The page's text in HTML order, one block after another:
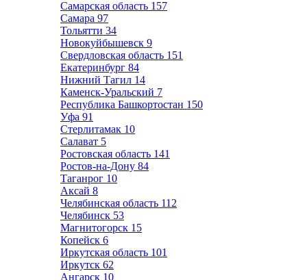
Самарская область 157
Самара 97
Тольятти 34
Новокуйбышевск 9
Свердловская область 151
Екатеринбург 84
Нижний Тагил 14
Каменск-Уральский 7
Республика Башкортостан 150
Уфа 91
Стерлитамак 10
Салават 5
Ростовская область 141
Ростов-на-Дону 84
Таганрог 10
Аксай 8
Челябинская область 112
Челябинск 53
Магнитогорск 15
Копейск 6
Иркутская область 101
Иркутск 62
Ангарск 10